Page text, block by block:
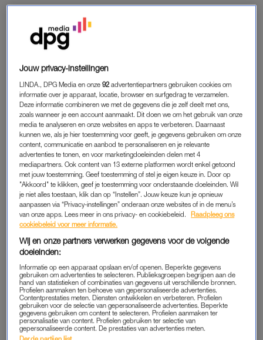
KONINGSDAG DOETINCHEM
In een iets donkerder kleurenpalet dan we gewend zijn van
koningin Máxima en de dochters, arriveert het gezin na twaalf
uur in Doetinchem. Ze hebben gelogeerd in een hotel in de
omgeving, waar de koning in de tuin voor vertrekeen
videoboodschap opneemtomtrent de uitvaart van paus
Franciscus. Koning Willem-Alexander noemt Koningsdag dit
jaar een feest met ’twee gezichten’, en dat is duidelijk voelbaar
de rest van de dag.
Het is naast onze nationale feestdag ook een dag waarop de
ogen van de rest van de wereld gericht zijn op Rome. Daar
komen staatshoofden samen voor de uitvaart van de paus in
tijden van oorlog en geopolitieke spanningen. Koning Willem-
Alexander kiest er dan ook voor om voordat het feest losbarst
dit grote evenement en het bijbehorende sentiment aan te
stippen ineen opgenomen toespraak
Koningsdag ‘des te belangrijker in deze tijd van spanningen en
onzekerheden in de wereld om ons heen.’ Dat het Koninklijk
Huis en Koningsdag ons als Nederlanders verbindt in moeilijke
tijden, is een boodschap die op verschillende momenten op
de dag terugkomt. De koning presenteert zich als verbinder in
Jouw privacy-instellingen
LINDA., DPG Media en onze92 advertentiepartners gebruiken cookies om
informatie over je apparaat, locatie, browser en surfgedrag te verzamelen.
Deze informatie combineren we met de gegevens die je zelf deelt met ons,
zoals wanneer je een account aanmaakt. Dit doen we om het gebruik van onze
media te analyseren en onze websites en apps te verbeteren. Daarnaast
kunnen we, als je hier toestemming voor geeft, je gegevens gebruiken om onze
content, communicatie en aanbod te personaliseren en je relevante
advertenties te tonen, en voor marketingdoeleinden delen met 4
mediapartners. Ook content van 13 externe platformen wordt enkel getoond
met jouw toestemming. Geef toestemming of stel je eigen keuze in. Door op
"Akkoord" te klikken, geef je toestemming voor onderstaande doeleinden. Wil
je niet alles toestaan, klik dan op “Instellen”. Jouw keuze kun je opnieuw
aanpassen via “Privacy-instellingen” onderaan onze websites of in de menu’s
van onze apps. Lees meer in ons privacy- en cookiebeleid.
Raadpleeg ons
cookiebeleid voor meer informatie.
Wij en onze partners verwerken gegevens voor de volgende
doeleinden:
Informatie op een apparaat opslaan en/of openen. Beperkte gegevens
gebruiken om advertenties te selecteren. Publieksgroepen begrijpen aan de
hand van statistieken of combinaties van gegevens uit verschillende bronnen.
Profielen aanmaken ten behoeve van gepersonaliseerde advertenties.
Contentprestaties meten. Diensten ontwikkelen en verbeteren. Profielen
gebruiken voor de selectie van gepersonaliseerde advertenties. Beperkte
gegevens gebruiken om content te selecteren. Profielen aanmaken ter
personalisatie van content. Profielen gebruiken ter selectie van
gepersonaliseerde content. De prestaties van advertenties meten.
Derde partijen lijst